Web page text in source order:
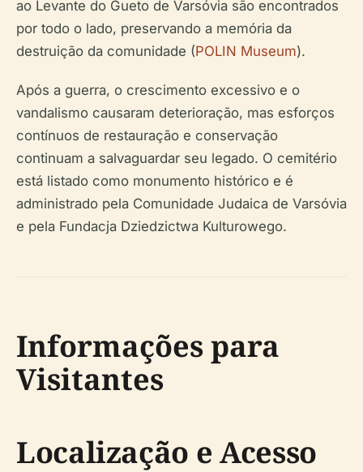
ao Levante do Gueto de Varsóvia são encontrados
por todo o lado, preservando a memória da
destruição da comunidade (POLIN Museum).
Após a guerra, o crescimento excessivo e o
vandalismo causaram deterioração, mas esforços
contínuos de restauração e conservação
continuam a salvaguardar seu legado. O cemitério
está listado como monumento histórico e é
administrado pela Comunidade Judaica de Varsóvia
e pela Fundacja Dziedzictwa Kulturowego.
Informações para
Visitantes
Localização e Acesso